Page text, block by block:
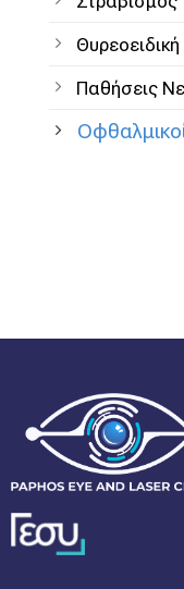
Παθήσεις